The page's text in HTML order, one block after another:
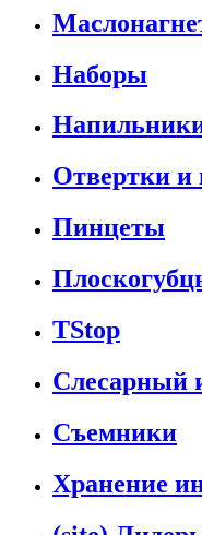
Наборы
Отвертки и
Пинцеты
TStop
Слесарный
Съемники
Хранение